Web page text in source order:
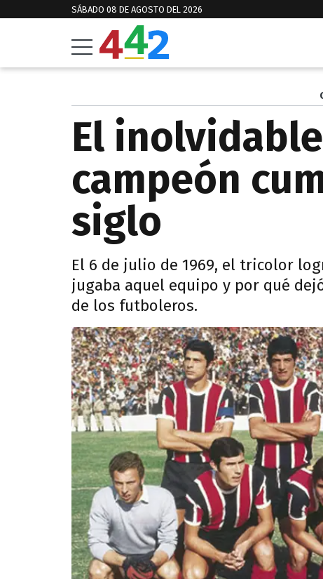
SÁBADO 08 DE AGOSTO DEL 2026
El
campeón
siglo
El 6 de julio de 1969, el tricolor
jugaba aquel equipo y por qué
de los futboleros.